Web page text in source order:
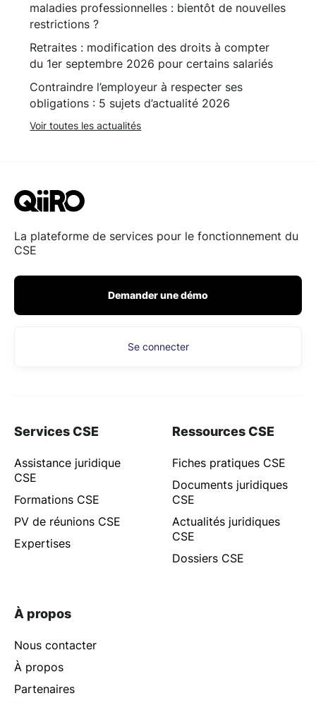
maladies professionnelles : bientôt de nouvelles
restrictions ?
Retraites : modification des droits à compter
du 1er septembre 2026 pour certains salariés
Contraindre l’employeur à respecter ses
obligations : 5 sujets d’actualité 2026
Voir toutes les actualités
La plateforme de services pour le fonctionnement du
CSE
Demander une démo
Se connecter
Services CSE
Assistance juridique
CSE
Formations CSE
PV de réunions CSE
Expertises
Ressources CSE
Fiches pratiques CSE
Documents juridiques
CSE
Actualités juridiques
CSE
Dossiers CSE
À propos
Nous contacter
À propos
Partenaires